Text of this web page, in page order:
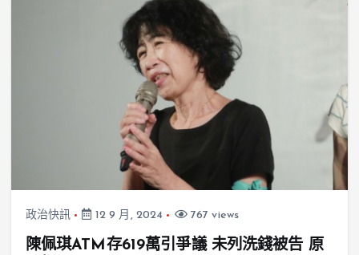
政治快訊 12 9 月, 2024 767 views
陳佩琪ATM存619萬引爭議 未列洗錢被告 原